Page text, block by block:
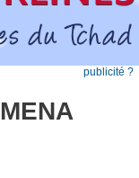
publicité ?